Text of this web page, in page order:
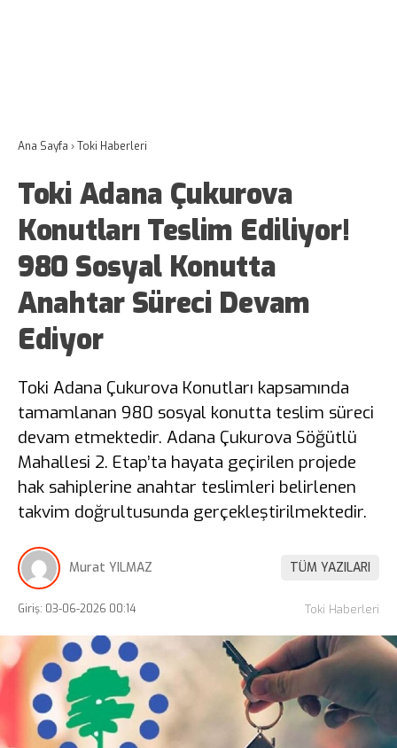
Ana Sayfa ›Toki Haberleri
Toki Adana Çukurova
Konutları Teslim Ediliyor!
980 Sosyal Konutta
Anahtar Süreci Devam
Ediyor
Toki Adana Çukurova Konutları kapsamında
tamamlanan 980 sosyal konutta teslim süreci
devam etmektedir. Adana Çukurova Söğütlü
Mahallesi 2. Etap’ta hayata geçirilen projede
hak sahiplerine anahtar teslimleri belirlenen
takvim doğrultusunda gerçekleştirilmektedir.
Murat YILMAZ TÜM YAZILARI
Giriş: 03-06-2026 00:14 Toki Haberleri